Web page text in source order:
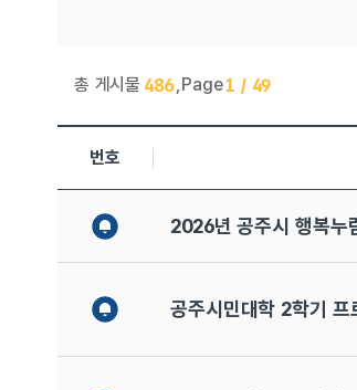
총 게시물 486,Page1 / 49
평생학습관 > 공지사항 목록으로 번호,
번호
2026년 공주시 행복누
공주시민대학 2학기 프